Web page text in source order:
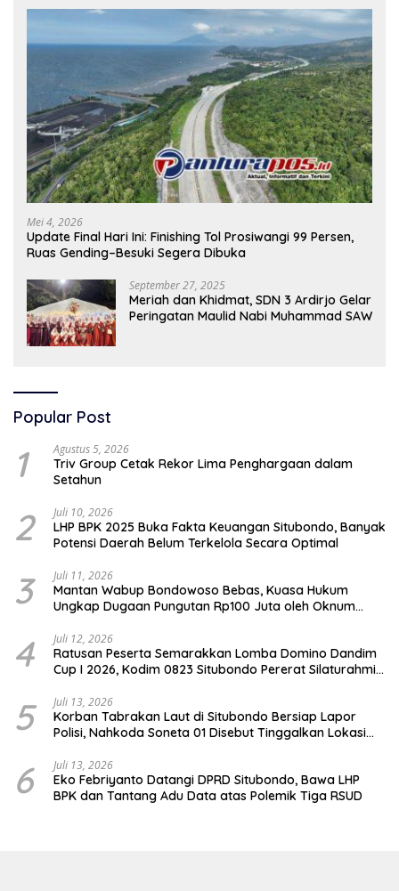
Mei 4, 2026
Update Final Hari Ini: Finishing Tol Prosiwangi 99 Persen,
Ruas Gending–Besuki Segera Dibuka
September 27, 2025
Meriah dan Khidmat, SDN 3 Ardirjo Gelar
Peringatan Maulid Nabi Muhammad SAW
Popular Post
1 Agustus 5, 2026
Triv Group Cetak Rekor Lima Penghargaan dalam
Setahun
2 Juli 10, 2026
LHP BPK 2025 Buka Fakta Keuangan Situbondo, Banyak
Potensi Daerah Belum Terkelola Secara Optimal
3 Juli 11, 2026
Mantan Wabup Bondowoso Bebas, Kuasa Hukum
Ungkap Dugaan Pungutan Rp100 Juta oleh Oknum
4 Juli 12, 2026
Ratusan Peserta Semarakkan Lomba Domino Dandim
Cup I 2026, Kodim 0823 Situbondo Pererat Silaturahmi
5 Juli 13, 2026
Korban Tabrakan Laut di Situbondo Bersiap Lapor
Polisi, Nahkoda Soneta 01 Disebut Tinggalkan Lokasi
6 Juli 13, 2026
Eko Febriyanto Datangi DPRD Situbondo, Bawa LHP
BPK dan Tantang Adu Data atas Polemik Tiga RSUD